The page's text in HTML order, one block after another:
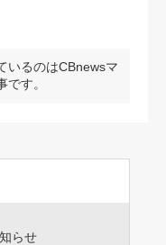
いるのはCBnewsマ
す。
らせ